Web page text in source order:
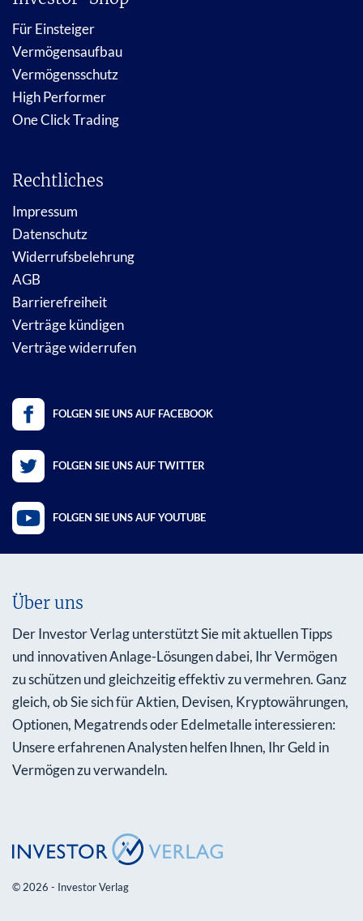
Für Einsteiger
Vermögensaufbau
Vermögensschutz
High Performer
One Click Trading
Rechtliches
Impressum
Datenschutz
Widerrufsbelehrung
AGB
Barrierefreiheit
Verträge kündigen
Verträge widerrufen
FOLGEN SIE UNS AUF FACEBOOK
FOLGEN SIE UNS AUF TWITTER
FOLGEN SIE UNS AUF YOUTUBE
Über uns
Der Investor Verlag unterstützt Sie mit aktuellen Tipps
und innovativen Anlage-Lösungen dabei, Ihr Vermögen
zu schützen und gleichzeitig effektiv zu vermehren. Ganz
gleich, ob Sie sich für Aktien, Devisen, Kryptowährungen,
Optionen, Megatrends oder Edelmetalle interessieren:
Unsere erfahrenen Analysten helfen Ihnen, Ihr Geld in
Vermögen zu verwandeln.
© 2026 - Investor Verlag